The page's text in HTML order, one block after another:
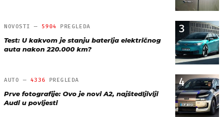
3
NOVOSTI — 5904 PREGLEDA
Test: U kakvom je stanju baterija električnog
auta nakon 220.000 km?
4
AUTO — 4336 PREGLEDA
Prve fotografije: Ovo je novi A2, najštedljiviji
Audi u povijesti